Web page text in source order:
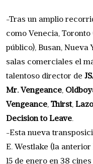
-Tras un amplio
como Venecia,
público), Busan, Nueva
salas comerciales el
talentoso director de
Mr. Vengeance,
Vengeance, Thirst,
Decision to Leave.
-Esta nueva
E. Westlake (la
15 de enero en 38